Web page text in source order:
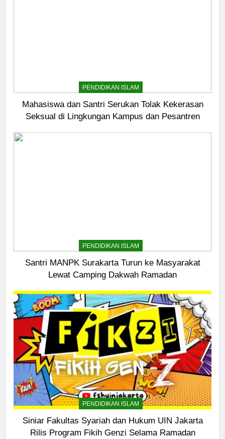
PENDIDIKAN ISLAM
Mahasiswa dan Santri Serukan Tolak Kekerasan
Seksual di Lingkungan Kampus dan Pesantren
PENDIDIKAN ISLAM
Santri MANPK Surakarta Turun ke Masyarakat
Lewat Camping Dakwah Ramadan
PENDIDIKAN ISLAM
Siniar Fakultas Syariah dan Hukum UIN Jakarta
Rilis Program Fikih Genzi Selama Ramadan
Tuhan
HIKMAH
6
Ngopi Bareng; Romantisme
Abadi
HIKMAH
7
Kopi Beneran Versus Kopi Darat